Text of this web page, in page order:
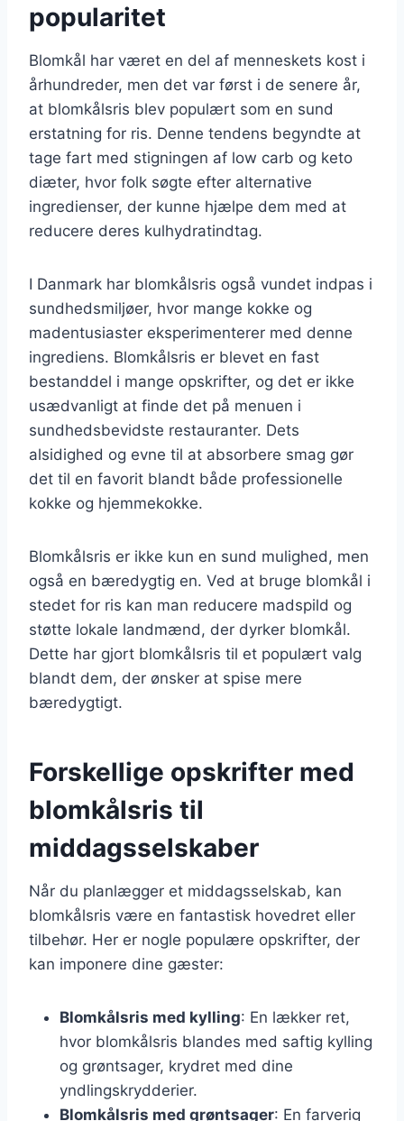
popularitet
Blomkål har været en del af menneskets kost i
århundreder, men det var først i de senere år,
at blomkålsris blev populært som en sund
erstatning for ris. Denne tendens begyndte at
tage fart med stigningen af low carb og keto
diæter, hvor folk søgte efter alternative
ingredienser, der kunne hjælpe dem med at
reducere deres kulhydratindtag.
I Danmark har blomkålsris også vundet indpas i
sundhedsmiljøer, hvor mange kokke og
madentusiaster eksperimenterer med denne
ingrediens. Blomkålsris er blevet en fast
bestanddel i mange opskrifter, og det er ikke
usædvanligt at finde det på menuen i
sundhedsbevidste restauranter. Dets
alsidighed og evne til at absorbere smag gør
det til en favorit blandt både professionelle
kokke og hjemmekokke.
Blomkålsris er ikke kun en sund mulighed, men
også en bæredygtig en. Ved at bruge blomkål i
stedet for ris kan man reducere madspild og
støtte lokale landmænd, der dyrker blomkål.
Dette har gjort blomkålsris til et populært valg
blandt dem, der ønsker at spise mere
bæredygtigt.
Forskellige opskrifter med
blomkålsris til
middagsselskaber
Når du planlægger et middagsselskab, kan
blomkålsris være en fantastisk hovedret eller
tilbehør. Her er nogle populære opskrifter, der
kan imponere dine gæster:
Blomkålsris med kylling: En lækker ret,
hvor blomkålsris blandes med saftig kylling
og grøntsager, krydret med dine
yndlingskrydderier.
Blomkålsris med grøntsager: En farverig